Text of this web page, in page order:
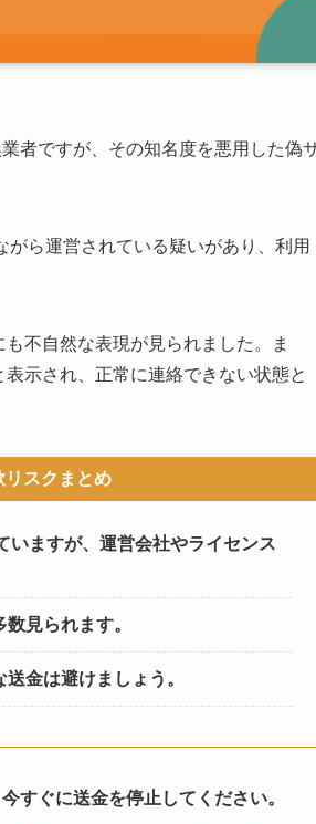
者ですが、その知名度を悪用した偽
ら運営されている疑いがあり、利用
不自然な表現が見られました。ま
示され、正常に連絡できない状態と
スクまとめ
ますが、運営会社やライセンス
見られます。
金は避けましょう。
今すぐに送金を停止してください。